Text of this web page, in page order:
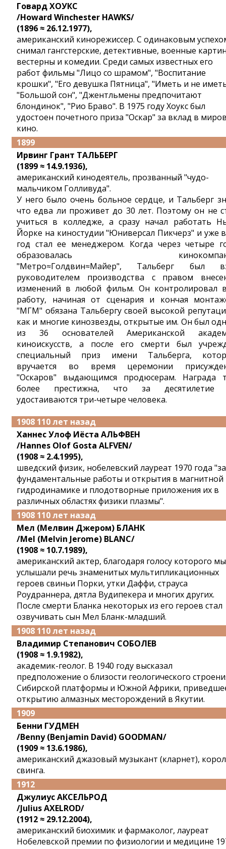
Говард ХОУКС
/Howard Winchester HAWKS/
(1896 ≈ 26.12.1977),
американский кинорежиссер. С одинаковым
снимал гангстерские, детективные, военные
вестерны и комедии. Среди самых известных его
работ фильмы "Лицо со шрамом", "Воспитание
крошки", "Его девушка Пятница", "Иметь и не
"Большой сон", "Джентльмены предпочитают
блондинок", "Рио Браво". В 1975 году Хоукс был
удостоен почетного приза "Оскар" за вклад в
кино.
1899
Ирвинг Грант ТАЛЬБЕРГ
(1899 ≈ 14.9.1936),
американский кинодеятель, прозванный "чудо-
мальчиком Голливуда".
У него было очень больное сердце, и Тальберг
что едва ли проживет до 30 лет. Поэтому он не
учиться в колледже, а сразу начал работать
Йорке на киностудии "Юниверсал Пикчерз" и уже
год стал ее менеджером. Когда через четыре
образовалась
"Метро≈Голдвин≈Майер", Тальберг был
руководителем производства с правом
изменений в любой фильм. Он контролировал
работу, начиная от сценария и кончая
"МГМ" обязана Тальбергу своей высокой
как и многие кинозвезды, открытые им. Он был
из 36 основателей Американской
киноискусств, а после его смерти был
специальный приз имени Тальберга,
вручается во время церемонии
"Оскаров" выдающимся продюсерам. Награда
более престижна, что за десятилетие
удостаиваются три-четыре человека.
1908 110 лет назад
Ханнес Улоф Иёста АЛЬФВЕН
/Hannes Olof Gosta ALFVEN/
(1908 ≈ 2.4.1995),
шведский физик, нобелевский лауреат 1970 года "за
фундаментальные работы и открытия в магнитной
гидродинамике и плодотворные приложения их в
различных областях физики плазмы".
1908 110 лет назад
Мел (Мелвин Джером) БЛАНК
/Mel (Melvin Jerome) BLANC/
(1908 ≈ 10.7.1989),
американский актер, благодаря голосу которого мы
услышали речь знаменитых мультипликационных
героев свиньи Порки, утки Даффи, страуса
Роудраннера, дятла Вудипекера и многих других.
После смерти Бланка некоторых из его героев стал
озвучивать сын Мел Бланк-младший.
1908 110 лет назад
Владимир Степанович СОБОЛЕВ
(1908 ≈ 1.9.1982),
академик-геолог. В 1940 году высказал
предположение о близости геологического
Сибирской платформы и Южной Африки,
открытию алмазных месторождений в Якутии.
1909
Бенни ГУДМЕН
/Benny (Benjamin David) GOODMAN/
(1909 ≈ 13.6.1986),
американский джазовый музыкант (кларнет),
свинга.
1912
Джулиус АКСЕЛЬРОД
/Julius AXELROD/
(1912 ≈ 29.12.2004),
американский биохимик и фармаколог, лауреат
Нобелевской премии по физиологии и медицине